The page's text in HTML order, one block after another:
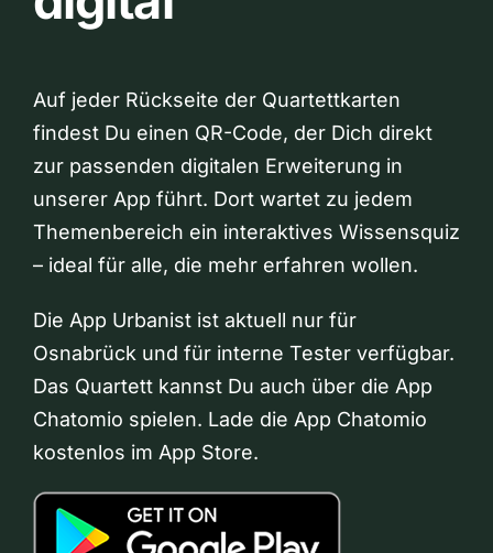
Auf jeder Rückseite der Quartettkarten
findest Du einen QR-Code, der Dich direkt
zur passenden digitalen Erweiterung in
unserer App führt. Dort wartet zu jedem
Themenbereich ein interaktives Wissensquiz
– ideal für alle, die mehr erfahren wollen.
Die App Urbanist ist aktuell nur für
Osnabrück und für interne Tester verfügbar.
Das Quartett kannst Du auch über die App
Chatomio spielen. Lade die App Chatomio
kostenlos im App Store.